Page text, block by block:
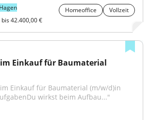
Hagen Homeoffice
Vollzeit
42.400,00 €
im Einkauf für Baumaterial
im Einkauf für Baumaterial (m/w/d)in
wirkst beim Aufbau..."